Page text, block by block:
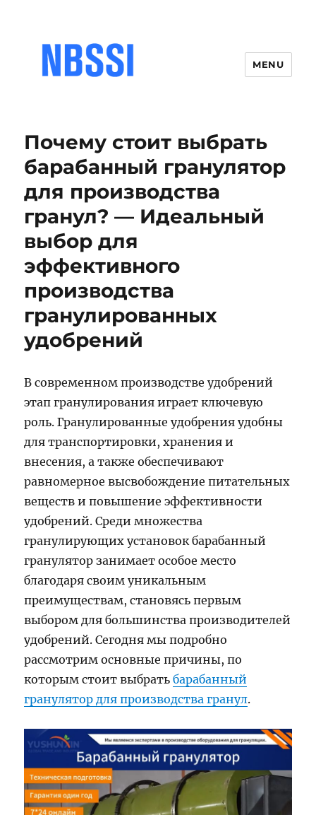
MENU
Почему стоит выбрать
барабанный гранулятор
для производства
гранул? — Идеальный
выбор для
эффективного
производства
гранулированных
удобрений
В современном производстве удобрений
этап гранулирования играет ключевую
роль. Гранулированные удобрения удобны
для транспортировки, хранения и
внесения, а также обеспечивают
равномерное высвобождение питательных
веществ и повышение эффективности
удобрений. Среди множества
гранулирующих установок барабанный
гранулятор занимает особое место
благодаря своим уникальным
преимуществам, становясь первым
выбором для большинства производителей
удобрений. Сегодня мы подробно
рассмотрим основные причины, по
которым стоит выбратьбарабанный
гранулятор для производства гранул.